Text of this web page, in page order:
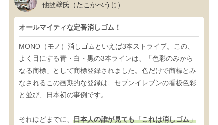
他故壁氏（たこかべうじ）
オールマイティな定番消しゴム！
MONO（モノ）消しゴムといえば3本ストライプ。この、
よく目にする青・白・黒の3本ラインは、「色彩のみから
なる商標」として商標登録されました。色だけで商標とみ
なされるこの画期的な登録は、セブンイレブンの看板色彩
と並び、日本初の事例です。
それほどまでに、 日本人の誰が見ても「これは消しゴム」